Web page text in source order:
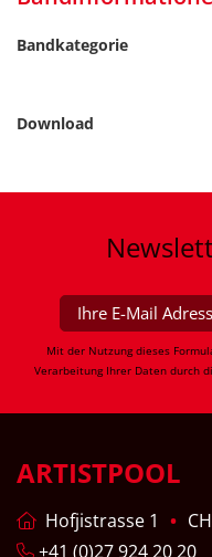
Bandkategorie
Download
Mit der Nutzung dieses
Verarbeitung Ihrer Daten durch
ARTISTPOOL
Hofjistrasse 1
+41 (0)27 924 20 20